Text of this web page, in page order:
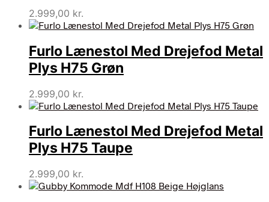
2.999,00 kr.
Furlo Lænestol Med Drejefod Metal
Plys H75 Grøn
2.999,00 kr.
Furlo Lænestol Med Drejefod Metal
Plys H75 Taupe
2.999,00 kr.